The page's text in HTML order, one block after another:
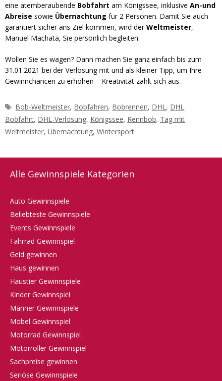
eine atemberaubende Bobfahrt am Königssee, inklusive An-und
Abreise sowie Übernachtung für 2 Personen. Damit Sie auch
garantiert sicher ans Ziel kommen, wird derWeltmeister,
Manuel Machata, Sie persönlich begleiten.
Wollen Sie es wagen? Dann machen Sie ganz einfach bis zum
31.01.2021 bei der Verlosung mit und als kleiner Tipp, um Ihre
Gewinnchancen zu erhöhen – Kreativität zahlt sich aus.
Schlagwörter
Bob-Weltmeister, Bobfahren, Bobrennen, DHL, DHL
Bobfahrt, DHL-Verlosung, Königssee, Rennbob, Tag mit
Weltmeister, Übernachtung, Wintersport
Alle Gewinnspiele Kategorien
Auto Gewinnspiele
Beliebteste Gewinnspiele
Events Gewinnspiele
Fahrrad Gewinnspiel
Geld gewinnen
Haus gewinnen
Haustier Gewinnspiele
Kinder Gewinnspiel
Männer Gewinnspiele
Möbel Gewinnspiel
Motorrad Gewinnspiel
Motorroller Gewinnspiel
Sachpreise gewinnen
Seriöse Gewinnspiele